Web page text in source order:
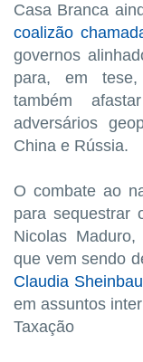
Casa Branca
coalizão
governos
para, em
também
adversários
China e Rússia.
O combate ao
para sequestrar
Nicolas
que vem sendo
Claudia
em assuntos
Taxação